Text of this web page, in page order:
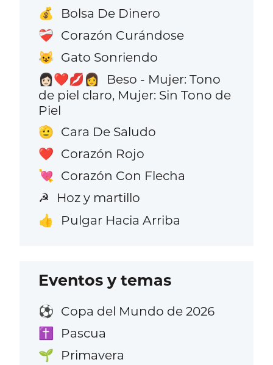
💰 Bolsa De Dinero
❤️‍🩹 Corazón Curándose
😺 Gato Sonriendo
👩🏻‍❤️‍💋‍👩
Beso - Mujer: Tono
de piel claro, Mujer: Sin Tono de
Piel
🫡 Cara De Saludo
❤️ Corazón Rojo
💘 Corazón Con Flecha
☭ Hoz y martillo
👍 Pulgar Hacia Arriba
Eventos y temas
⚽ Copa del Mundo de 2026
✝️ Pascua
🌱 Primavera